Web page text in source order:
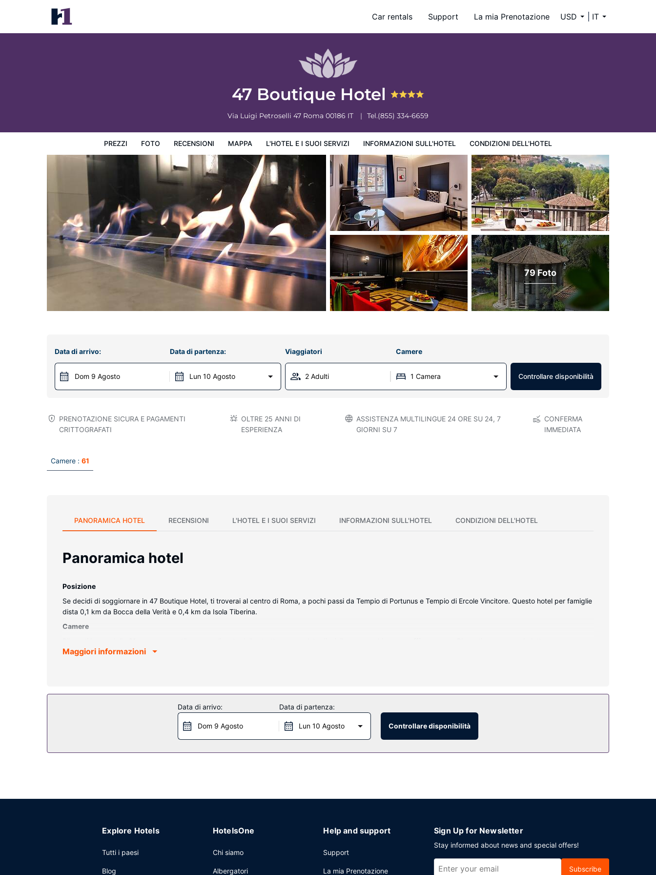
Car rentals Support La mia Prenotazione USD IT
47 Boutique Hotel
Via Luigi Petroselli 47 Roma 00186 IT Tel.(855) 334-6659
PREZZI FOTO RECENSIONI MAPPA L'HOTEL E I SUOI SERVIZI INFORMAZIONI SULL'HOTEL CONDIZIONI DELL'HOTEL
47 Boutique Hotel
Prezzi Condizioni dell'hotel
79 Foto
Data di arrivo:
Dom 9 Agosto
Data di partenza:
Lun 10 Agosto
Viaggiatori Camere
2 Adulti 1 Camera Controllare disponibilità
PRENOTAZIONE SICURA E PAGAMENTI
CRITTOGRAFATI
OLTRE 25 ANNI DI
ESPERIENZA
ASSISTENZA MULTILINGUE 24 ORE SU 24, 7
GIORNI SU 7
CONFERMA
IMMEDIATA
Camere : 61
PANORAMICA HOTEL RECENSIONI L'HOTEL E I SUOI SERVIZI INFORMAZIONI SULL'HOTEL CONDIZIONI DELL'HOTEL
Panoramica hotel
Posizione
Se decidi di soggiornare in 47 Boutique Hotel, ti troverai al centro di Roma, a pochi passi da Tempio di Portunus e Tempio di Ercole Vincitore. Questo hotel per famiglie
dista 0,1 km da Bocca della Verità e 0,4 km da Isola Tiberina.
Camere
materasso a doppio strato e biancheria da letto di alta qualità. La connessione Internet inclusa, wireless e via cavo, e la TV LED con canali in digitale sono l'ideale per
concierge e un servizio babysitter a pagamento.
Scopri i piatti saporiti di 47 Circus Roof Garden, eccellente ristorante che propone cucina italiana. Puoi anche fermarti per uno spuntino al bar/lounge, mangiare
all'aperto o approfittare del comodo servizio in camera con orario limitato. La colazione continentale viene servita gratuitamente tutti i giorni dalle ore 07:00 alle ore
10:30.
Maggiori informazioni
Data di arrivo:
Dom 9 Agosto
Data di partenza:
Lun 10 Agosto Controllare disponibilità
Explore Hotels
Tutti i paesi
Blog
HotelsOne
Chi siamo
Albergatori
Help and support
Support
La mia Prenotazione
Sign Up for Newsletter
Stay informed about news and special offers!
Subscribe